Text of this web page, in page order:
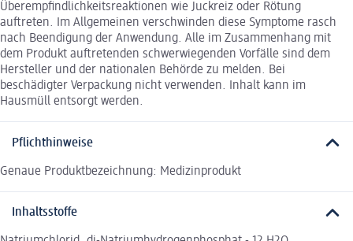
Überempfindlichkeitsreaktionen wie Juckreiz oder Rötung
auftreten. Im Allgemeinen verschwinden diese Symptome rasch
nach Beendigung der Anwendung. Alle im Zusammenhang mit
dem Produkt auftretenden schwerwiegenden Vorfälle sind dem
Hersteller und der nationalen Behörde zu melden. Bei
beschädigter Verpackung nicht verwenden. Inhalt kann im
Hausmüll entsorgt werden.
Pflichthinweise
Genaue Produktbezeichnung: Medizinprodukt
Inhaltsstoffe